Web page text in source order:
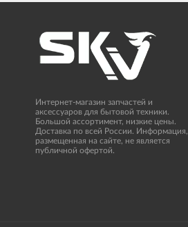
Интернет-магазин запчастей и
аксессуаров для бытовой техники.
Большой ассортимент, низкие цены.
Доставка по всей России. Информация,
размещенная на сайте, не является
публичной офертой.